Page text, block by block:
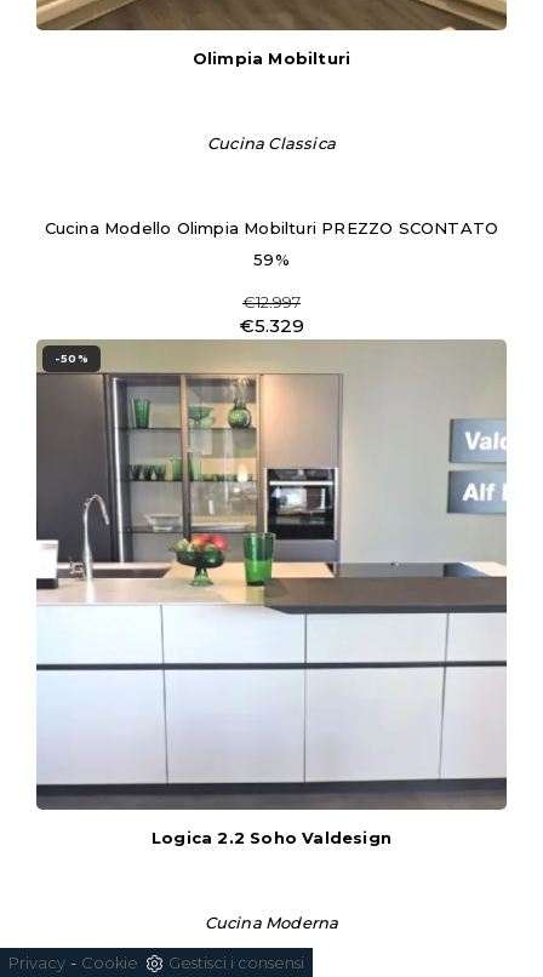
Privacy - Cookie Gestisci i consensi
Olimpia Mobilturi
Cucina Classica
Cucina Modello Olimpia Mobilturi PREZZO SCONTATO
59%
€12.997
€5.329
-50%
Logica 2.2 Soho Valdesign
Cucina Moderna